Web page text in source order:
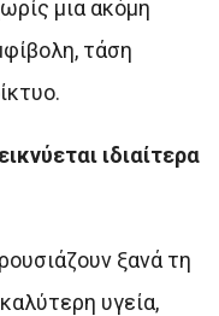
μια ακόμη
τάση
ιδιαίτερα
ξανά τη
υγεία,